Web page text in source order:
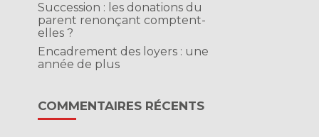
Succession : les donations du
parent renonçant comptent-
elles ?
Encadrement des loyers : une
année de plus
COMMENTAIRES RÉCENTS